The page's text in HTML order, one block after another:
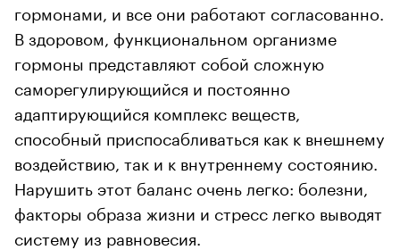
гормонами, и все они работают согласованно.
В здоровом, функциональном организме
гормоны представляют собой сложную
саморегулирующийся и постоянно
адаптирующийся комплекс веществ,
способный приспосабливаться как к внешнему
воздействию, так и к внутреннему состоянию.
Нарушить этот баланс очень легко: болезни,
факторы образа жизни и стресс легко выводят
систему из равновесия.